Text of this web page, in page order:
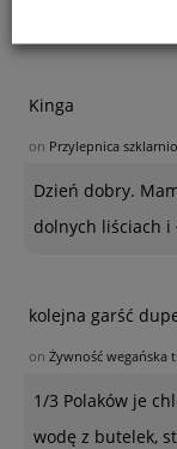
bardzo dużej
Kinga
on Przylepnica
Dzień dobry.
dolnych liściach i
kolejna garść
on Żywność wegańska
1/3 Polaków je
wodę z butelek,